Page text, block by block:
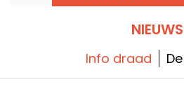
NIEUWS
Info draad